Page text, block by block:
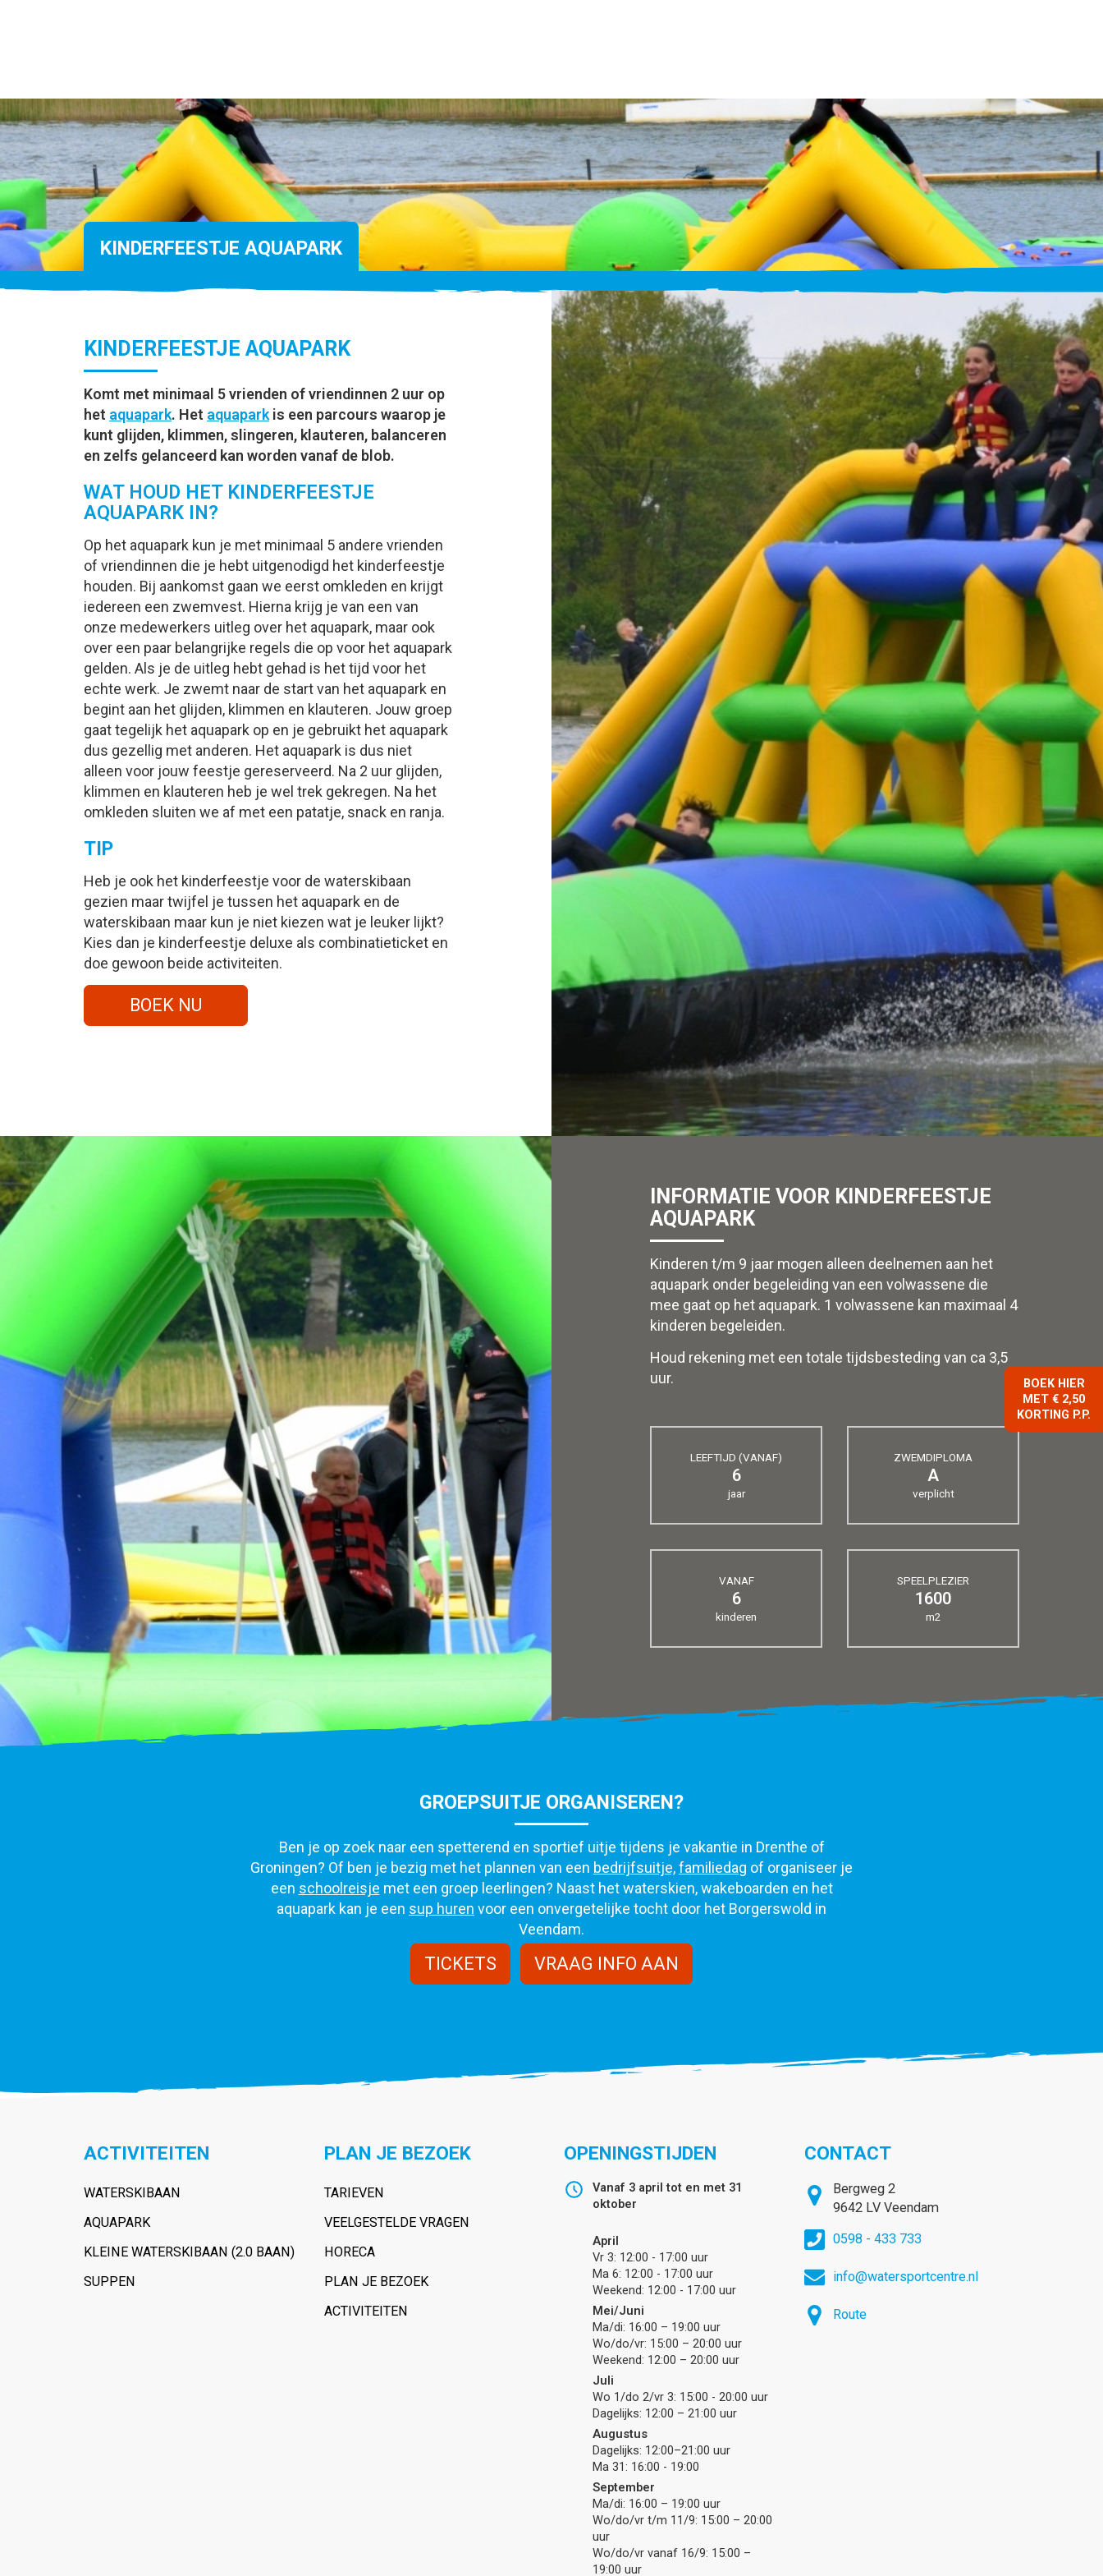
KINDERFEESTJE AQUAPARK
KINDERFEESTJE AQUAPARK
Komt met minimaal 5 vrienden of vriendinnen 2 uur op
het aquapark. Het aquapark is een parcours waarop je
kunt glijden, klimmen, slingeren, klauteren, balanceren
en zelfs gelanceerd kan worden vanaf de blob.
WAT HOUD HET KINDERFEESTJE
AQUAPARK IN?
Op het aquapark kun je met minimaal 5 andere vrienden
of vriendinnen die je hebt uitgenodigd het kinderfeestje
houden. Bij aankomst gaan we eerst omkleden en krijgt
iedereen een zwemvest. Hierna krijg je van een van
onze medewerkers uitleg over het aquapark, maar ook
over een paar belangrijke regels die op voor het aquapark
gelden. Als je de uitleg hebt gehad is het tijd voor het
echte werk. Je zwemt naar de start van het aquapark en
begint aan het glijden, klimmen en klauteren. Jouw groep
gaat tegelijk het aquapark op en je gebruikt het aquapark
dus gezellig met anderen. Het aquapark is dus niet
alleen voor jouw feestje gereserveerd. Na 2 uur glijden,
klimmen en klauteren heb je wel trek gekregen. Na het
omkleden sluiten we af met een patatje, snack en ranja.
TIP
Heb je ook het kinderfeestje voor de waterskibaan
gezien maar twijfel je tussen het aquapark en de
waterskibaan maar kun je niet kiezen wat je leuker lijkt?
Kies dan je kinderfeestje deluxe als combinatieticket en
doe gewoon beide activiteiten.
BOEK NU
INFORMATIE VOOR KINDERFEESTJE
AQUAPARK
Kinderen t/m 9 jaar mogen alleen deelnemen aan het
aquapark onder begeleiding van een volwassene die
mee gaat op het aquapark. 1 volwassene kan maximaal 4
kinderen begeleiden.
Houd rekening met een totale tijdsbesteding van ca 3,5
uur.
LEEFTIJD (VANAF)
6
jaar
ZWEMDIPLOMA
A
verplicht
VANAF
6
kinderen
SPEELPLEZIER
1600
m2
GROEPSUITJE ORGANISEREN?
Ben je op zoek naar een spetterend en sportief uitje tijdens je vakantie in Drenthe of
Groningen? Of ben je bezig met het plannen van een bedrijfsuitje,familiedag of organiseer je
een schoolreisje met een groep leerlingen? Naast het waterskien, wakeboarden en het
aquapark kan je een sup huren voor een onvergetelijke tocht door het Borgerswold in
Veendam.
TICKETS VRAAG INFO AAN
ACTIVITEITEN
WATERSKIBAAN
AQUAPARK
KLEINE WATERSKIBAAN (2.0 BAAN)
SUPPEN
PLAN JE BEZOEK
TARIEVEN
VEELGESTELDE VRAGEN
HORECA
PLAN JE BEZOEK
ACTIVITEITEN
OPENINGSTIJDEN
Vanaf 3 april tot en met 31
oktober
April
Vr 3: 12:00 - 17:00 uur
Ma 6: 12:00 - 17:00 uur
Weekend: 12:00 - 17:00 uur
Mei/Juni
Ma/di: 16:00 – 19:00 uur
Wo/do/vr: 15:00 – 20:00 uur
Weekend: 12:00 – 20:00 uur
Juli
Wo 1/do 2/vr 3: 15:00 - 20:00 uur
Dagelijks: 12:00 – 21:00 uur
Augustus
Dagelijks: 12:00–21:00 uur
Ma 31: 16:00 - 19:00
September
Ma/di: 16:00 – 19:00 uur
Wo/do/vr t/m 11/9: 15:00 – 20:00
uur
Wo/do/vr vanaf 16/9: 15:00 –
19:00 uur
CONTACT
Bergweg 2
9642 LV Veendam
0598 - 433 733
info@watersportcentre.nl
Route
BOEK HIER
MET € 2,50
KORTING P.P.